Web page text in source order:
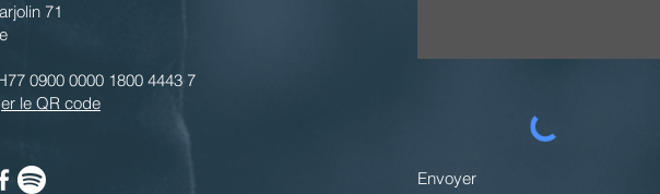
71
0900 0000 1800 4443 7
le QR code
Envoyer